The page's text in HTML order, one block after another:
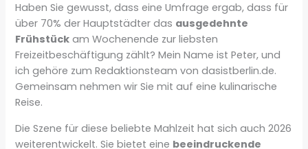
Haben Sie gewusst, dass eine Umfrage ergab, dass für
über 70% der Hauptstädter das ausgedehnte
Frühstück am Wochenende zur liebsten
Freizeitbeschäftigung zählt? Mein Name ist Peter, und
ich gehöre zum Redaktionsteam von dasistberlin.de.
Gemeinsam nehmen wir Sie mit auf eine kulinarische
Reise.
Die Szene für diese beliebte Mahlzeit hat sich auch 2026
weiterentwickelt. Sie bietet eine beeindruckende